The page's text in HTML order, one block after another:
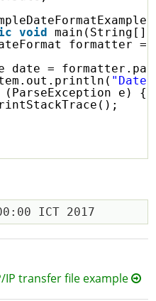
void
main(String[]
formatter =
date =
(ParseException e) {
IP transfer file example